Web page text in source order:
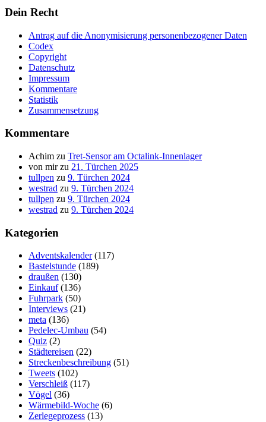
Dein Recht
Antrag auf die Anonymisierung personenbezogener Daten
Codex
Copyright
Datenschutz
Impressum
Kommentare
Statistik
Zusammensetzung
Kommentare
Achim zu Tret-Sensor am Octalink-Innenlager
von mirzu 21. Türchen 2025
tullpen zu 9. Türchen 2024
westrad zu 9. Türchen 2024
tullpen zu 9. Türchen 2024
westrad zu 9. Türchen 2024
Kategorien
Adventskalender(117)
Bastelstunde (189)
draußen (130)
Einkauf(136)
Fuhrpark (50)
Interviews (21)
meta (136)
Pedelec-Umbau (54)
Quiz (2)
Städtereisen (22)
Streckenbeschreibung (51)
Tweets (102)
Verschleiß (117)
Vögel (36)
Wärmebild-Woche (6)
Zerlegeprozess (13)